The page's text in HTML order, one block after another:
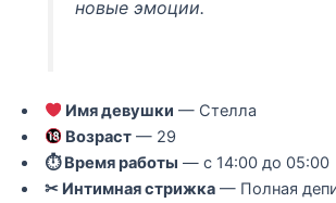
новые эмоции.
Имя девушки — Стелла
Возраст — 29
⏱ Время работы — с 14:00 до 05:00
✂ Интимная стрижка— Полная